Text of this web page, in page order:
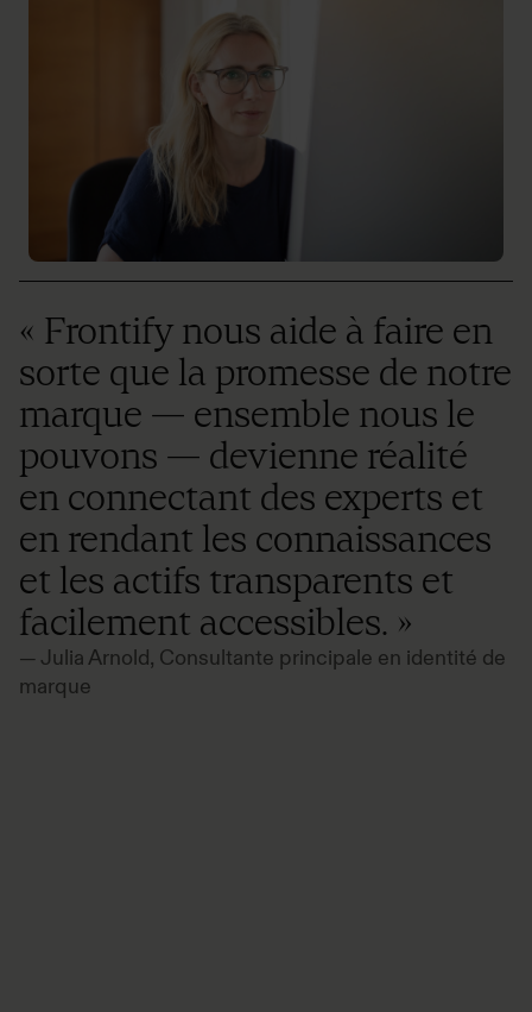
« Frontify nous aide à faire en
sorte que la promesse de notre
marque — ensemble nous le
pouvons — devienne réalité
en connectant des experts et
en rendant les connaissances
et les actifs transparents et
facilement accessibles. »
— Julia Arnold, Consultante principale en identité de
marque